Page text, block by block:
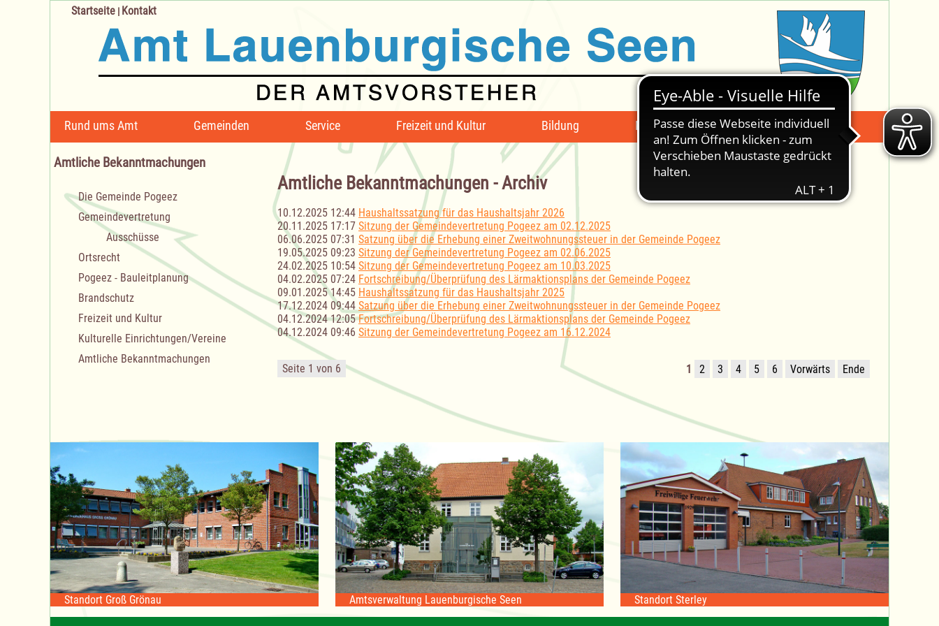
Navigation
überspringen
Rund ums Amt Gemeinden Service Freizeit und Kultur Bildung Mängelmeldung Suche -
Startseite | Kontakt
Amtliche Bekanntmachungen - Archiv
10.12.2025 12:44 Haushaltssatzung für das Haushaltsjahr 2026
20.11.2025 17:17 Sitzung der Gemeindevertretung Pogeez am 02.12.2025
06.06.2025 07:31 Satzung über die Erhebung einer Zweitwohnungssteuer in der Gemeinde Pogeez
19.05.2025 09:23 Sitzung der Gemeindevertretung Pogeez am 02.06.2025
24.02.2025 10:54 Sitzung der Gemeindevertretung Pogeez am 10.03.2025
04.02.2025 07:24 Fortschreibung/Überprüfung des Lärmaktionsplans der Gemeinde Pogeez
09.01.2025 14:45 Haushaltssatzung für das Haushaltsjahr 2025
17.12.2024 09:44 Satzung über die Erhebung einer Zweitwohnungssteuer in der Gemeinde Pogeez
04.12.2024 12:05 Fortschreibung/Überprüfung des Lärmaktionsplans der Gemeinde Pogeez
04.12.2024 09:46 Sitzung der Gemeindevertretung Pogeez am 16.12.2024
Seite 1 von 6 1 2 3 4 5 6 Vorwärts Ende
Amtliche Bekanntmachungen
Navigation
überspringen
Die Gemeinde Pogeez
Gemeindevertretung
Ausschüsse
Ortsrecht
Pogeez - Bauleitplanung
Brandschutz
Freizeit und Kultur
Kulturelle Einrichtungen/Vereine
Amtliche Bekanntmachungen
Standort Groß Grönau Amtsverwaltung Lauenburgische Seen Standort Sterley